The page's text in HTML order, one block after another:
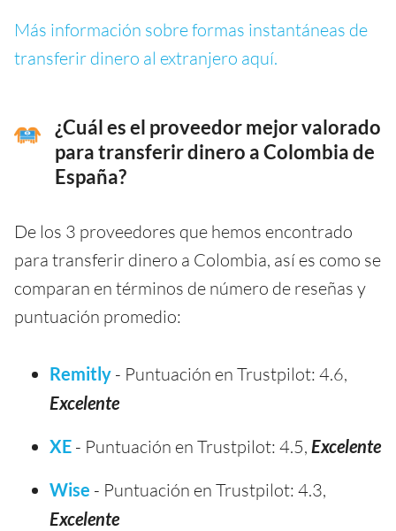
Más información sobre formas instantáneas de
transferir dinero al extranjero aquí.
¿Cuál es el proveedor mejor valorado
para transferir dinero a Colombia de
España?
De los 3 proveedores que hemos encontrado
para transferir dinero a Colombia, así es como se
comparan en términos de número de reseñas y
puntuación promedio:
Remitly - Puntuación en Trustpilot: 4.6,
Excelente
XE - Puntuación en Trustpilot: 4.5, Excelente
Wise - Puntuación en Trustpilot: 4.3,
Excelente